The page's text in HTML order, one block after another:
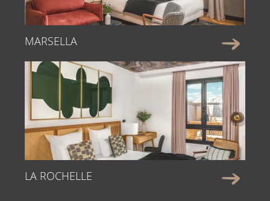
MARSELLA
LA ROCHELLE
Maisons
&